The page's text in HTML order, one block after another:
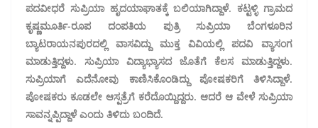
ಪದವೀಧರೆ ಸುಪ್ರಿಯಾ ಹೃದಯಾಘಾತಕ್ಕೆ ಬಲಿಯಾಗಿದ್ದಾಳೆ. ಕಟ್ಟಳ್ಳಿ ಗ್ರಾಮದ
ಕೃಷ್ಣಮೂರ್ತಿ-ರೂಪ ದಂಪತಿಯ ಪುತ್ರಿ ಸುಪ್ರಿಯಾ ಬೆಂಗಳೂರಿನ
ಬ್ಯಾಟರಾಯನಪುರದಲ್ಲಿ ವಾಸವಿದ್ದು ಮುಕ್ತ ವಿವಿಯಲ್ಲಿ ಪದವಿ ವ್ಯಾಸಂಗ
ಮಾಡುತ್ತಿದ್ದಳು. ಸುಪ್ರಿಯಾ ವಿದ್ಯಾಭ್ಯಾಸದ ಜೊತೆಗೆ ಕೆಲಸ ಮಾಡುತ್ತಿದ್ದಳು.
ಸುಪ್ರಿಯಾಗೆ ಎದೆನೋವು ಕಾಣಿಸಿಕೊಂಡಿದ್ದು ಪೋಷಕರಿಗೆ ತಿಳಿಸಿದ್ದಾಳೆ.
ಪೋಷಕರು ಕೂಡಲೇ ಆಸ್ಪತ್ರೆಗೆ ಕರೆದೊಯ್ದಿದ್ದರು. ಆದರೆ ಆ ವೇಳೆ ಸುಪ್ರಿಯಾ
ಸಾವನ್ನಪ್ಪಿದ್ದಾಳೆ ಎಂದು ತಿಳಿದು ಬಂದಿದೆ.